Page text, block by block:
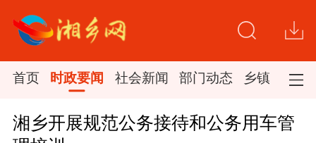
首页 时政要闻 社会新闻 部门动态 乡镇新闻
湘乡开展规范公务接待和公务用车管